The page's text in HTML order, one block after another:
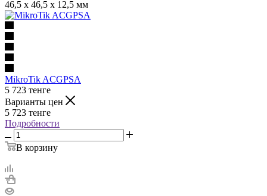
46,5 х 46,5 х 12,5 мм
MikroTik ACGPSA
5 723 тенге
Варианты цен
5 723 тенге
Подробности
В корзину